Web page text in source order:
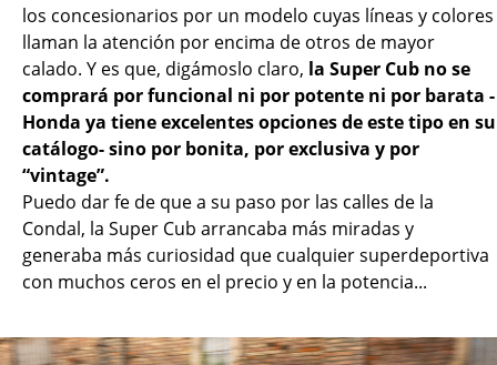
los concesionarios por un modelo cuyas líneas y colores
llaman la atención por encima de otros de mayor
calado. Y es que, digámoslo claro, la Super Cub no se
comprará por funcional ni por potente ni por barata -
Honda ya tiene excelentes opciones de este tipo en su
catálogo- sino por bonita, por exclusiva y por
“vintage”.
Puedo dar fe de que a su paso por las calles de la
Condal, la Super Cub arrancaba más miradas y
generaba más curiosidad que cualquier superdeportiva
con muchos ceros en el precio y en la potencia...